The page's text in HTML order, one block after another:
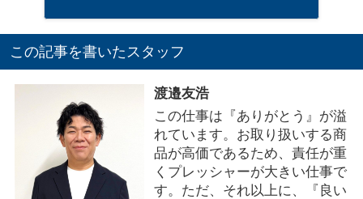
この記事を書いたスタッフ
渡邉友浩
この仕事は『ありがとう』が溢
れています。お取り扱いする商
品が高価であるため、責任が重
くプレッシャーが大きい仕事で
す。ただ、それ以上に、『良い